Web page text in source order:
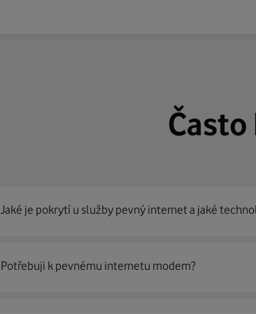
Jaké je pokrytí u služby pevný internet a jaké
Pevný internet můžeme nabídnout99 % českých
Potřebuji k pevnému internetu modem?